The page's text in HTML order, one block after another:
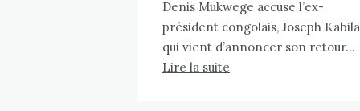
Denis Mukwege accuse l’ex-
président congolais, Joseph
qui vient d’annoncer son retour…
Lire la suite